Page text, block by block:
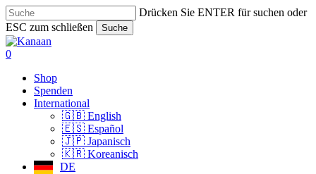
Skip
to
main
content
Drücken Sie ENTER für suchen oder
ESC zum schließen
Suche
Close
Search
search
0
Shop
Spenden
International
🇬🇧 English
🇪🇸 Español
🇯🇵 Japanisch
🇰🇷 Koreanisch
DE